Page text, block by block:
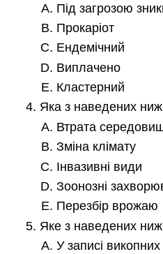
Під загрозою
Прокаріот
Ендемічний
Виплачено
Кластерний
Яка з наведених
Втрата
Зміна клімату
Інвазивні види
Зоонозні
Перезбір врожаю
Яке з наведених
У записі